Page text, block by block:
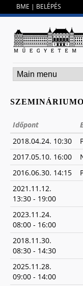
BME | BELÉPÉS
Időpont
2018.04.24. 10:30
2017.05.10. 16:00
2016.06.30. 14:15
2021.11.12.
13:30 - 19:00
2023.11.24.
08:00 - 16:00
2018.11.30.
08:30 - 14:30
2025.11.28.
09:00 - 14:00